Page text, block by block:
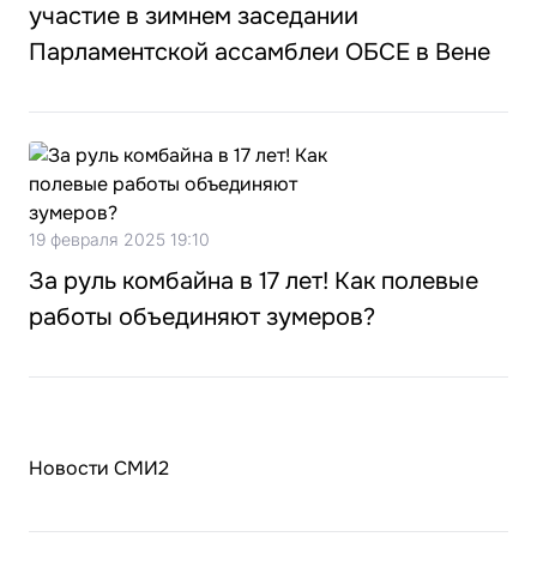
участие в зимнем заседании
Парламентской ассамблеи ОБСЕ в Вене
19 февраля 2025 19:10
За руль комбайна в 17 лет! Как полевые
работы объединяют зумеров?
Новости СМИ2